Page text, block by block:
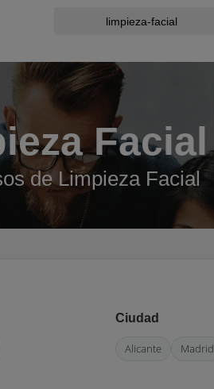
Facial
de Limpieza Facial
Ciudad
Alicante Madrid